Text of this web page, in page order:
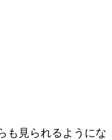
も見られるようにな